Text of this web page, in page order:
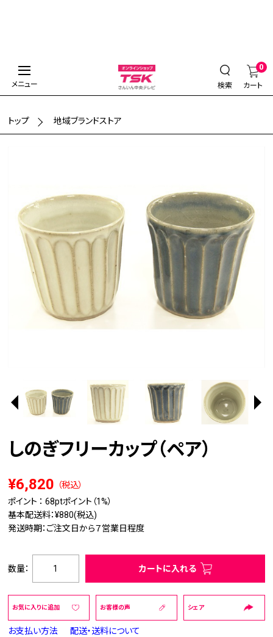
検索 カート
0
メニュー
トップ 地域ブランドストア
しのぎフリーカップ（ペア）
¥6,820
（税込）
ポイント ： 68ptポイント（1%）
基本配送料：¥880(税込)
発送時期：ご注文日から７営業日程度
数量： カートに入れる
お気に入りに追加 お客様の声 シェア
お支払い方法 配送・送料について